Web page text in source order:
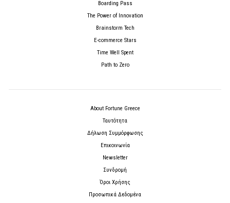
Boarding Pass
The Power of Innovation
Brainstorm Tech
E-commerce Stars
Time Well Spent
Path to Zero
About Fortune Greece
Ταυτότητα
Δήλωση Συμμόρφωσης
Επικοινωνία
Newsletter
Συνδρομή
Όροι Χρήσης
Προσωπικά Δεδομένα